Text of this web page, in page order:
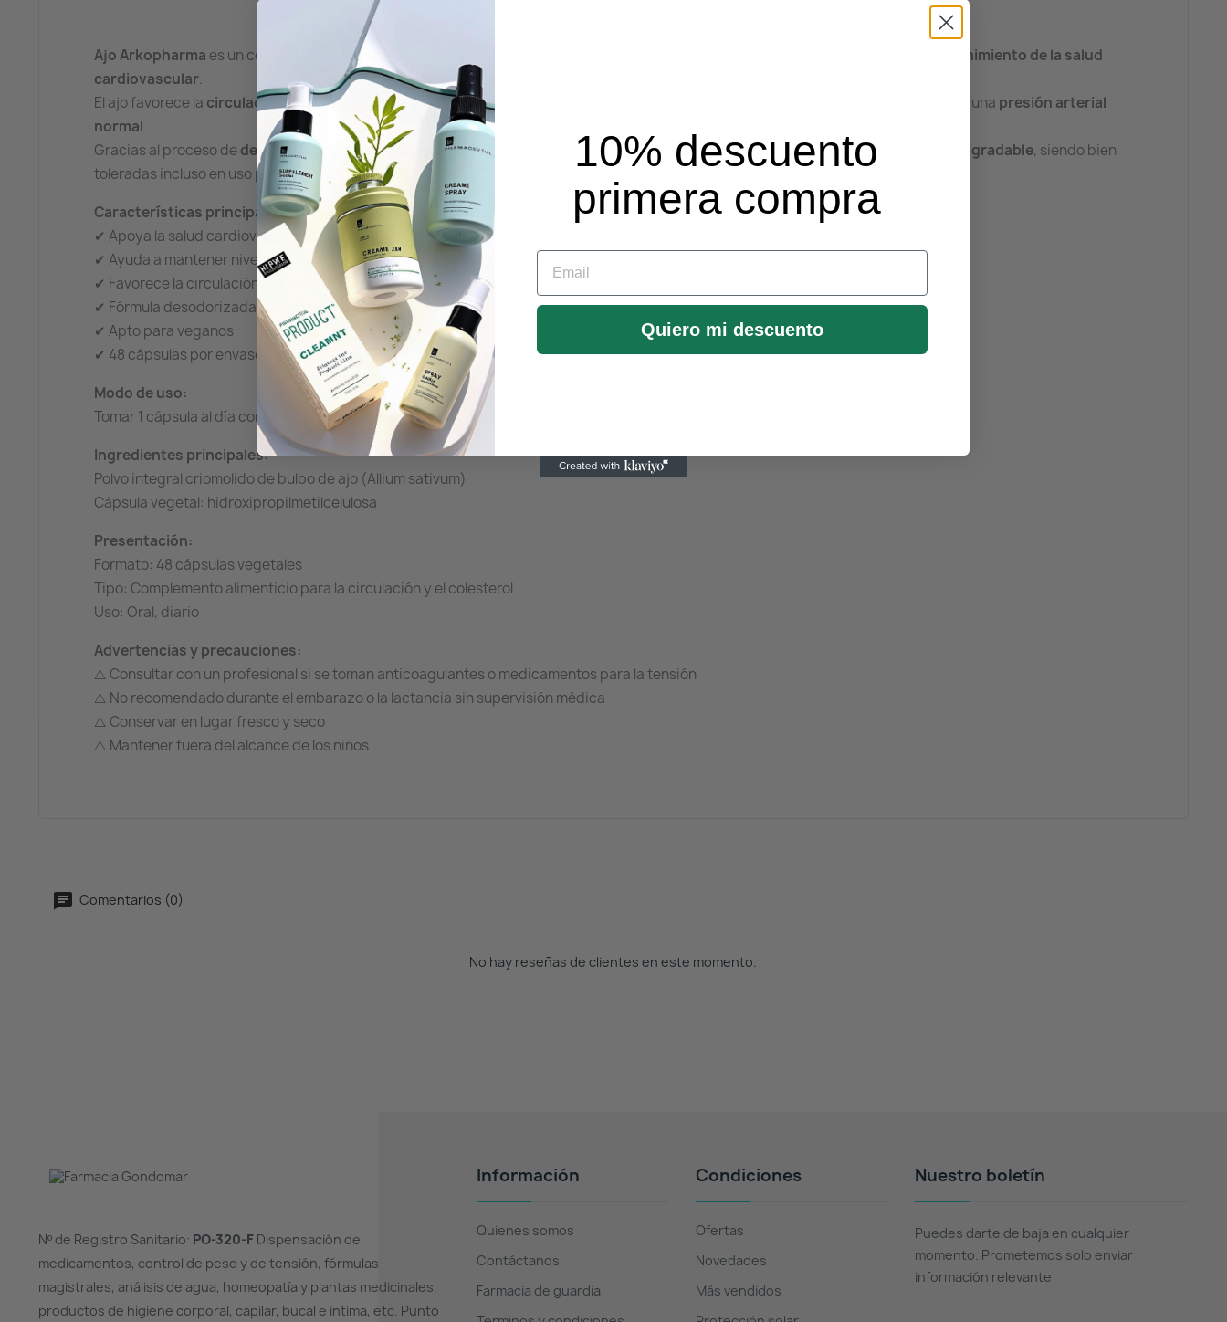
Ajo Arkopharma es un complemento alimenticio formulado con
mantenimiento de la salud
cardiovascular.
El ajo favorece la circulación sanguínea , ayuda aregular los niveles de colesterol y triglicéridos , y contribuye al mantenimiento de una presión arterial
normal.
Gracias al proceso dedesodorización, estas cápsulas permiten beneficiarse de todas las propiedades del ajo sin sabor ni olor desagradable, siendo bien
toleradas incluso en uso prolongado.
Características principales:
✔ Apoya la salud cardiovascular de forma natural
✔ Ayuda a mantener niveles normales de colesterol y presión arterial
✔ Favorece la circulación y la fluidez sanguínea
✔ Fórmula desodorizada: sin olor ni regusto a ajo
✔ Apto para veganos
✔ 48 cápsulas por envase
Modo de uso:
Tomar 1 cápsula al día con un vaso de agua, preferiblemente durante una comida. No superar la dosis diaria recomendada.
Ingredientes principales:
Polvo integral criomolido de bulbo de ajo (Allium sativum)
Cápsula vegetal: hidroxipropilmetilcelulosa
Presentación:
Formato: 48 cápsulas vegetales
Tipo: Complemento alimenticio para la circulación y el colesterol
Uso: Oral, diario
Advertencias y precauciones:
⚠️ Consultar con un profesional si se toman anticoagulantes o medicamentos para la tensión
⚠️ No recomendado durante el embarazo o la lactancia sin supervisión médica
⚠️ Conservar en lugar fresco y seco
⚠️ Mantener fuera del alcance de los niños
Comentarios (0)
No hay reseñas de clientes en este momento.
Nº de Registro Sanitario: PO-320-FDispensación de
medicamentos, control de peso y de tensión, fórmulas
magistrales, análisis de agua, homeopatía y plantas medicinales,
productos de higiene corporal, capilar, bucal e íntima, etc. Punto
Información
Quienes somos
Contáctanos
Farmacia de guardia
Condiciones
Ofertas
Novedades
Más vendidos
Nuestro boletín
Puedes darte de baja en cualquier
momento. Prometemos solo enviar
información relevante
10% descuento
primera compra
Email
Quiero mi descuento